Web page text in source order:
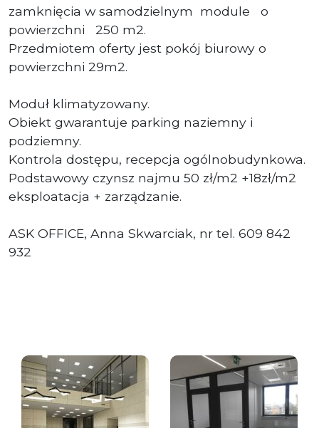
zamknięcia w samodzielnym module o
powierzchni 250 m2.
Przedmiotem oferty jest pokój biurowy o
powierzchni 29m2.
Moduł klimatyzowany.
Obiekt gwarantuje parking naziemny i
podziemny.
Kontrola dostępu, recepcja ogólnobudynkowa.
Podstawowy czynsz najmu 50 zł/m2 +18zł/m2
eksploatacja + zarządzanie.
ASK OFFICE, Anna Skwarciak, nr tel. 609 842
932